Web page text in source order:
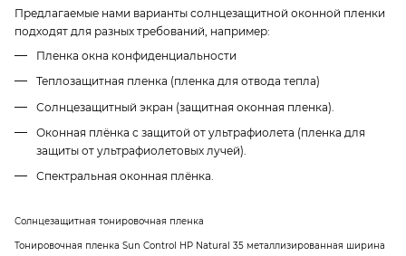
Предлагаемые нами варианты солнцезащитной оконной пленки
подходят для разных требований, например:
Пленка окна конфиденциальности
Теплозащитная пленка (пленка для отвода тепла)
Солнцезащитный экран (защитная оконная пленка).
Оконная плёнка с защитой от ультрафиолета (пленка для
защиты от ультрафиолетовых лучей).
Спектральная оконная плёнка.
Солнцезащитная тонировочная пленка
Тонировочная пленка Sun Control HP Natural 35 металлизированная ширина